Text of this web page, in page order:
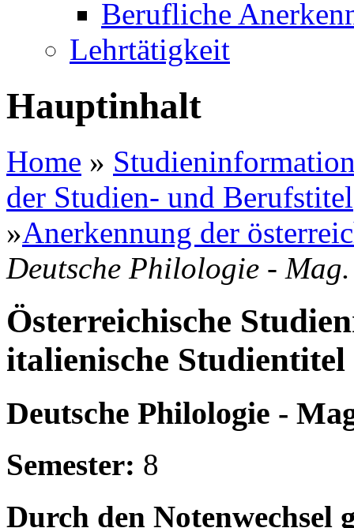
Berufliche
Lehrtätigkeit
Hauptinhalt
Home »
der Studien- und Berufstitel
»Anerkennung der
Deutsche Philologie -
Österreichische
italienische
Deutsche Philologie -
Semester: 8
Durch den Notenwechsel